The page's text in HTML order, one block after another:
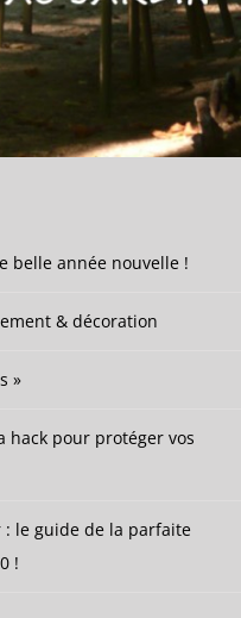
belle année nouvelle !
& décoration
»
hack pour protéger vos
le guide de la parfaite
!